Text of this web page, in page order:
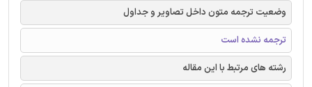
وضعیت ترجمه متون داخل تصاویر و جداول
ترجمه نشده است
رشته های مرتبط با این مقاله